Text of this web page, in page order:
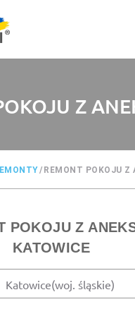
Z
/ REMONT POKOJU Z
POKOJU Z
KATOWICE